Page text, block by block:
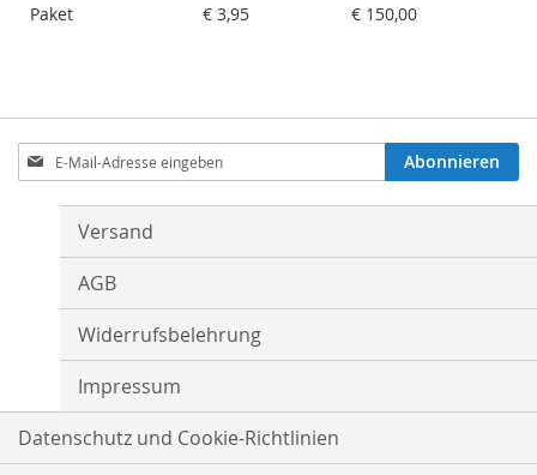
Paket € 3,95 € 150,00
Anmeldung
zum
Newsletter:
Abonnieren
Versand
AGB
Widerrufsbelehrung
Impressum
Datenschutz und Cookie-Richtlinien